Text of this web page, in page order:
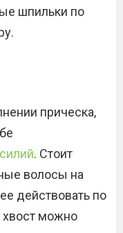
шпильки по
прическа,
. Стоит
волосы на
действовать по
можно